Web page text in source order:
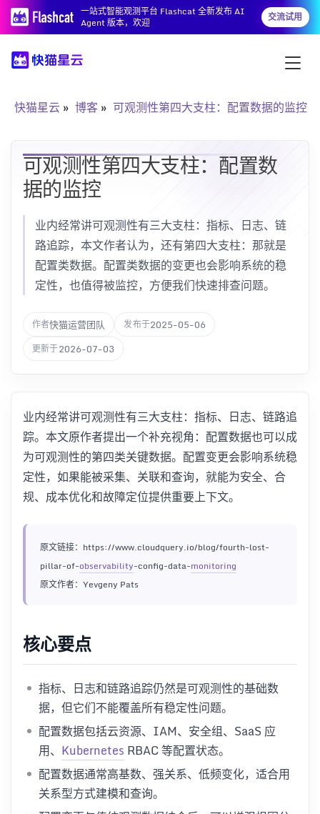
一站式智能观测平台 Flashcat 全新发布 AI
Agent 版本，欢迎
交流试用
快猫星云 博客 可观测性第四大支柱：配置数据的监控
可观测性第四大支柱：配置数
据的监控
业内经常讲可观测性有三大支柱：指标、日志、链
路追踪，本文作者认为，还有第四大支柱：那就是
配置类数据。配置类数据的变更也会影响系统的稳
定性，也值得被监控，方便我们快速排查问题。
作者快猫运营团队 发布于2025-05-06
更新于2026-07-03
业内经常讲可观测性有三大支柱：指标、日志、链路追
踪。本文原作者提出一个补充视角：配置数据也可以成
为可观测性的第四类关键数据。配置变更会影响系统稳
定性，如果能被采集、关联和查询，就能为安全、合
规、成本优化和故障定位提供重要上下文。
原文链接：https://www.cloudquery.io/blog/fourth-lost-
pillar-of-observability-config-data-monitoring
原文作者：Yevgeny Pats
核心要点
指标、日志和链路追踪仍然是可观测性的基础数
据，但它们不能覆盖所有稳定性问题。
配置数据包括云资源、IAM、安全组、SaaS 应
用、 Kubernetes RBAC 等配置状态。
配置数据通常高基数、强关系、低频变化，适合用
关系型方式建模和查询。